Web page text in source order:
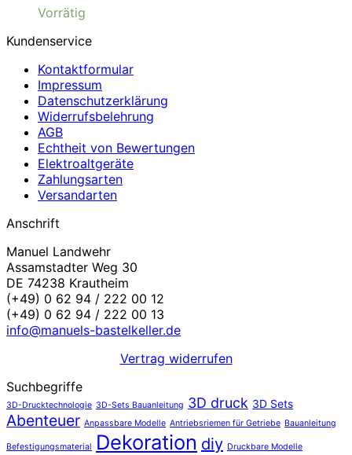
Vorrätig
Kundenservice
Kontaktformular
Impressum
Datenschutzerklärung
Widerrufsbelehrung
AGB
Echtheit von Bewertungen
Elektroaltgeräte
Zahlungsarten
Versandarten
Anschrift
Manuel Landwehr
Assamstadter Weg 30
DE 74238 Krautheim
(+49) 0 62 94 / 222 00 12
(+49) 0 62 94 / 222 00 13
info@manuels-bastelkeller.de
Vertrag widerrufen
Suchbegriffe
3D-Drucktechnologie 3D-Sets Bauanleitung 3D druck 3D Sets
Abenteuer Anpassbare Modelle Antriebsriemen für Getriebe Bauanleitung
Befestigungsmaterial Dekoration diy Druckbare Modelle